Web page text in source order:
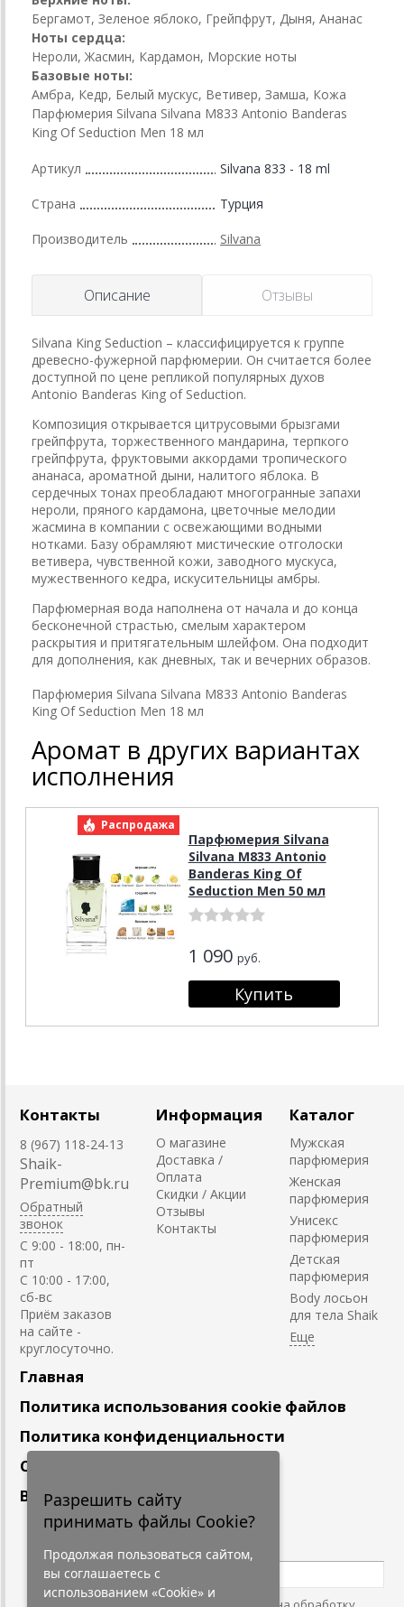
Бергамот, Зеленое яблоко, Грейпфрут, Дыня, Ананас
Ноты сердца:
Нероли, Жасмин, Кардамон, Морские ноты
Базовые ноты:
Амбра, Кедр, Белый мускус, Ветивер, Замша, Кожа
Парфюмерия Silvana Silvana M833 Antonio Banderas
King Of Seduction Men 18 мл
Артикул Silvana 833 - 18 ml
Страна Турция
Производитель Silvana
Описание Отзывы
Silvana King Seduction – классифицируется к группе
древесно-фужерной парфюмерии. Он считается более
доступной по цене репликой популярных духов
Antonio Banderas King of Seduction.
Композиция открывается цитрусовыми брызгами
грейпфрута, торжественного мандарина, терпкого
грейпфрута, фруктовыми аккордами тропического
ананаса, ароматной дыни, налитого яблока. В
сердечных тонах преобладают многогранные запахи
нероли, пряного кардамона, цветочные мелодии
жасмина в компании с освежающими водными
нотками. Базу обрамляют мистические отголоски
ветивера, чувственной кожи, заводного мускуса,
мужественного кедра, искусительницы амбры.
Парфюмерная вода наполнена от начала и до конца
бесконечной страстью, смелым характером
раскрытия и притягательным шлейфом. Она подходит
для дополнения, как дневных, так и вечерних образов.
Парфюмерия Silvana Silvana M833 Antonio Banderas
King Of Seduction Men 18 мл
Аромат в других вариантах
исполнения
Распродажа
Парфюмерия Silvana
Silvana M833 Antonio
Banderas King Of
Seduction Men 50 мл
1 090 руб.
Контакты
8 (967) 118-24-13
Shaik-
Premium@bk.ru
Обратный
звонок
C 9:00 - 18:00, пн-
пт
С 10:00 - 17:00,
сб-вс
Приём заказов
на сайте -
круглосуточно.
Информация
О магазине
Доставка /
Оплата
Скидки / Акции
Отзывы
Контакты
Каталог
Мужская
парфюмерия
Женская
парфюмерия
Унисекс
парфюмерия
Детская
парфюмерия
Body лосьон
для тела Shaik
Главная
Политика использования cookie файлов
Политика конфиденциальности
Сотрудничество
Вакансии
Подпишитесь
Разрешить сайту
принимать файлы Cookie?
Продолжая пользоваться сайтом,
вы соглашаетесь с
использованием «Cookie» и